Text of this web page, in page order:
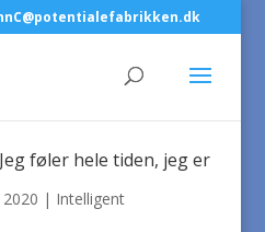
føler hele tiden, jeg er
| Intelligent